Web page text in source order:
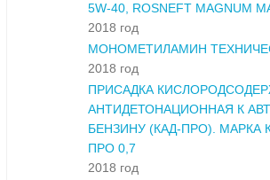
5W-40, ROSNEFT MAGNUM
2018 год
МОНОМЕТИЛАМИН
2018 год
ПРИСАДКА
АНТИДЕТОНАЦИОННАЯ К
БЕНЗИНУ (КАД-ПРО). МАРКА
ПРО 0,7
2018 год